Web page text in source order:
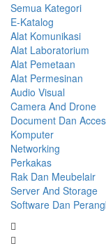
Semua Kategori
E-Katalog
Alat Komunikasi
Alat Laboratorium
Alat Pemetaan
Alat Permesinan
Audio Visual
Camera And Drone
Document Dan
Komputer
Networking
Perkakas
Rak Dan Meubelair
Server And Storage
Software Dan